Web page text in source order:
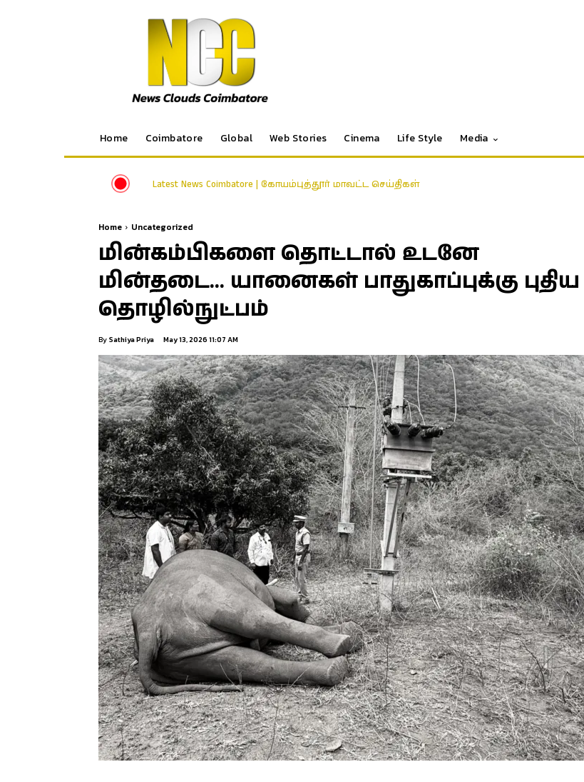
Home Coimbatore Global Web Stories Cinema Life Style Media
Latest News Coimbatore | கோயம்புத்தூர் மாவட்ட செய்திகள்
Home Uncategorized
மின்கம்பிகளை தொட்டால் உடனே
மின்தடை… யானைகள் பாதுகாப்புக்கு புதிய
தொழில்நுட்பம்
By Sathiya Priya May 13, 2026 11:07 AM